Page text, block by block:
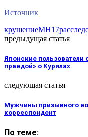
Источник
крушениеMH17
предыдущая статья
Японские пользователи
правдой» о Курилах
следующая статья
Мужчины призывного
корреспондент
По теме: